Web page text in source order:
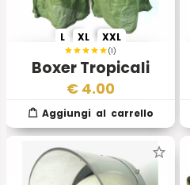
(1)
Boxer Tropicali
Esercito Inglese
L XL XXL
€ 4.00